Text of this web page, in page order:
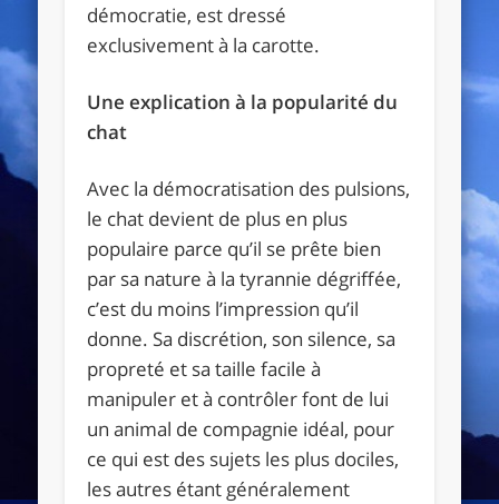
démocratie, est dressé
exclusivement à la carotte.
Une explication à la popularité du
chat
Avec la démocratisation des pulsions,
le chat devient de plus en plus
populaire parce qu’il se prête bien
par sa nature à la tyrannie dégriffée,
c’est du moins l’impression qu’il
donne. Sa discrétion, son silence, sa
propreté et sa taille facile à
manipuler et à contrôler font de lui
un animal de compagnie idéal, pour
ce qui est des sujets les plus dociles,
les autres étant généralement